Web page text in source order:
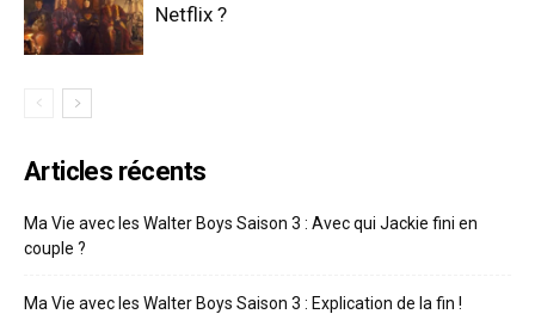
Netflix ?
Articles récents
Ma Vie avec les Walter Boys Saison 3 : Avec qui Jackie fini en
couple ?
Ma Vie avec les Walter Boys Saison 3 : Explication de la fin !